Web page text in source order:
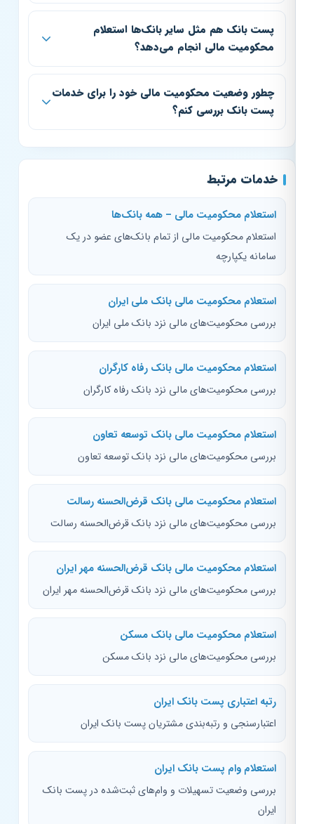
پست بانک هم مثل سایر بانک‌ها استعلام
محکومیت مالی انجام می‌دهد؟
چطور وضعیت محکومیت مالی خود را برای خدمات
پست بانک بررسی کنم؟
خدمات مرتبط
استعلام محکومیت مالی – همه بانک‌ها
استعلام محکومیت مالی از تمام بانک‌های عضو در یک
سامانه یکپارچه
استعلام محکومیت مالی بانک ملی ایران
بررسی محکومیت‌های مالی نزد بانک ملی ایران
استعلام محکومیت مالی بانک رفاه کارگران
بررسی محکومیت‌های مالی نزد بانک رفاه کارگران
استعلام محکومیت مالی بانک توسعه تعاون
بررسی محکومیت‌های مالی نزد بانک توسعه تعاون
استعلام محکومیت مالی بانک قرض‌الحسنه رسالت
بررسی محکومیت‌های مالی نزد بانک قرض‌الحسنه رسالت
استعلام محکومیت مالی بانک قرض‌الحسنه مهر ایران
بررسی محکومیت‌های مالی نزد بانک قرض‌الحسنه مهر ایران
استعلام محکومیت مالی بانک مسکن
بررسی محکومیت‌های مالی نزد بانک مسکن
رتبه اعتباری پست بانک ایران
اعتبارسنجی و رتبه‌بندی مشتریان پست بانک ایران
استعلام وام پست بانک ایران
بررسی وضعیت تسهیلات و وام‌های ثبت‌شده در پست بانک